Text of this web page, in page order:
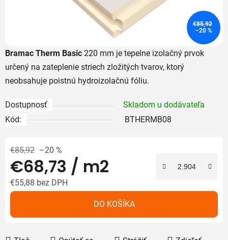
Bramac Therm Basic 220 mm je tepelne izolačný prvok
určený na zateplenie striech zložitých tvarov, ktorý
neobsahuje poistnú hydroizolačnú fóliu.
Dostupnosť
Skladom u dodávateľa
Kód:
BTHERMB08
€85,92 –20 %
€68,73 / m2
€55,88 bez DPH
DO KOŠÍKA
€85,92
–20 %